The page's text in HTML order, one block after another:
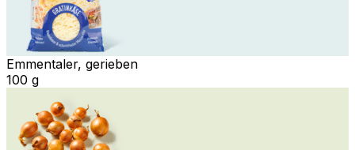
Emmentaler, gerieben
100 g